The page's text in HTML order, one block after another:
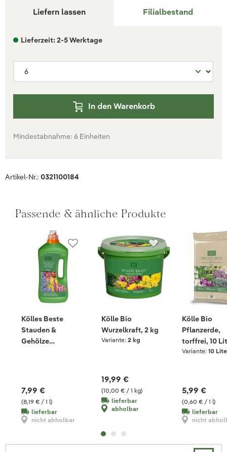
Liefern lassen Filialbestand
Lieferzeit: 2-5 Werktage
In den Warenkorb
Mindestabnahme: 6 Einheiten
Artikel-Nr.: 0321100184
Passende & ähnliche Produkte
Kölles Beste
Stauden &
Gehölze
(8,19 € / 1 l)
7,99 €
lieferbar
nicht abholbar
Kölle Bio
Wurzelkraft, 2 kg
Variante:2 kg
(10,00 € / 1 kg)
19,99 €
lieferbar
abholbar
Kölle Bio
Pflanzerde,
torffrei, 10
Variante: 10
(0,60 € / 1 l)
5,99 €
lieferbar
nicht